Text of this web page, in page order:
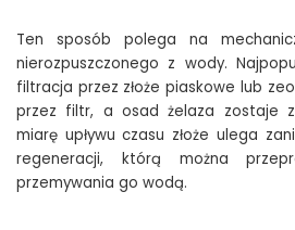
Ten sposób polega na
nierozpuszczonego z wody.
filtracja przez złoże piaskowe lub
przez filtr, a osad żelaza zostaje
miarę upływu czasu złoże ulega
regeneracji, którą można
przemywania go wodą.